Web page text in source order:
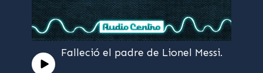
Falleció el padre de Lionel Messi.